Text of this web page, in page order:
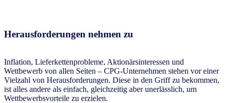
Herausforderungen nehmen zu
Inflation, Lieferkettenprobleme, Aktionärsinteressen und
Wettbewerb von allen Seiten – CPG-Unternehmen stehen vor einer
Vielzahl von Herausforderungen. Diese in den Griff zu bekommen,
ist alles andere als einfach, gleichzeitig aber unerlässlich, um
Wettbewerbsvorteile zu erzielen.